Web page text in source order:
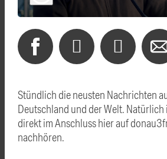
Stündlich die neusten Nachrichten
Deutschland und der Welt. Natürlich
direkt im Anschluss hier auf
nachhören.